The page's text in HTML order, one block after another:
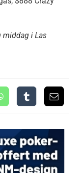
middag i Las